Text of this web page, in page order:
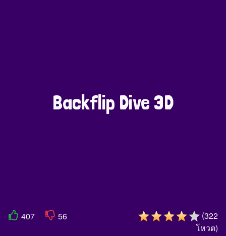
Backflip Dive 3D
407 56 (322
โหวต)